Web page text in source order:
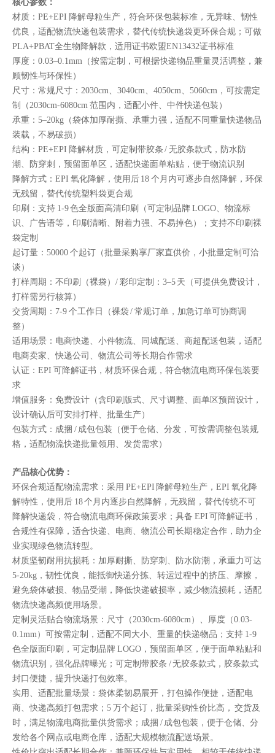
核心参数：
材质：PE+EPI 降解母粒生产，符合环保包装标准，无异味、韧性
优良，适配物流快递包装需求，替代传统快递袋更环保合规；可做
PLA+PBAT全生物降解款，适用证书欧盟EN13432证书标准
厚度：0.03–0.1mm（按需定制，可根据快递物品重量灵活调整，兼
顾韧性与环保性）
尺寸：常规尺寸：2030cm、3040cm、4050cm、5060cm，可按需定
制（2030cm-6080cm 范围内，适配小件、中件快递包装）
承重：5–20kg（袋体加厚耐撕、承重力强，适配不同重量快递物品
装载，不易破损）
结构：PE+EPI 降解材质，可定制带胶条 / 无胶条款式，防水防
潮、防穿刺，预留面单区，适配快递面单粘贴，便于物流识别
降解方式：EPI 氧化降解，使用后 18 个月内可逐步自然降解，环保
无残留，替代传统塑料袋更合规
印刷：支持 1-9 色全版面高清印刷（可定制品牌 LOGO、物流标
识、广告语等，印刷清晰、附着力强、不易掉色）；支持不印刷裸
袋定制
起订量：50000 个起订（批量采购享厂家直供价，小批量定制可洽
谈）
打样周期：不印刷（裸袋）/ 彩印定制：3–5 天（可提供免费设计，
打样需另行核算）
交货周期：7-9 个工作日（裸袋 / 常规订单，加急订单可协商调
整）
适用场景：电商快递、小件物流、同城配送、商超配送包装，适配
电商卖家、快递公司、物流公司等长期合作需求
认证：EPI 可降解证书，材质环保合规，符合物流电商环保包装要
求
增值服务：免费设计（含印刷版式、尺寸调整、面单区预留设计，
设计确认后可安排打样、批量生产）
包装方式：成捆 / 成包包装（便于仓储、分发，可按需调整包装规
格，适配物流快递批量领用、发货需求）
产品核心优势：
环保合规适配物流需求：采用 PE+EPI 降解母粒生产，EPI 氧化降
解特性，使用后 18 个月内逐步自然降解，无残留，替代传统不可
降解快递袋，符合物流电商环保政策要求；具备 EPI 可降解证书，
合规性有保障，适合快递、电商、物流公司长期稳定合作，助力企
业实现绿色物流转型。
材质坚韧耐用抗损耗：加厚耐撕、防穿刺、防水防潮，承重力可达
5-20kg，韧性优良，能抵御快递分拣、转运过程中的挤压、摩擦，
避免袋体破损、物品受潮，降低快递破损率，减少物流损耗，适配
物流快递高频使用场景。
定制灵活贴合物流场景：尺寸（2030cm-6080cm）、厚度（0.03-
0.1mm）可按需定制，适配不同大小、重量的快递物品；支持 1-9
色全版面印刷，可定制品牌 LOGO，预留面单区，便于面单粘贴和
物流识别，强化品牌曝光；可定制带胶条 / 无胶条款式，胶条款式
封口便捷，提升快递打包效率。
实用、适配批量场景：袋体柔韧易展开，打包操作便捷，适配电
商、快递高频打包需求；5 万个起订，批量采购性价比高， 交货及
时，满足物流电商批量供货需求；成捆 / 成包包装，便于仓储、分
发给各个网点或电商仓库，适配大规模物流配送场景。